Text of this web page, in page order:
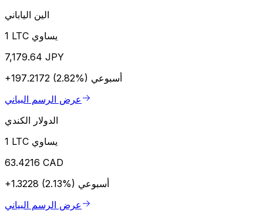
الين الياباني
1 LTC يساوي
7,179.64 JPY
+197.2172 (2.82%) أسبوعي
عرض الرسم البياني
الدولار الكندي
1 LTC يساوي
63.4216 CAD
+1.3228 (2.13%) أسبوعي
عرض الرسم البياني